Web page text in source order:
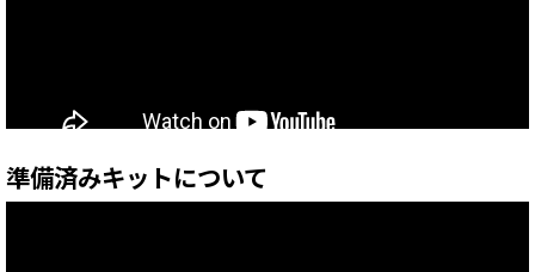
準備済みキットについて